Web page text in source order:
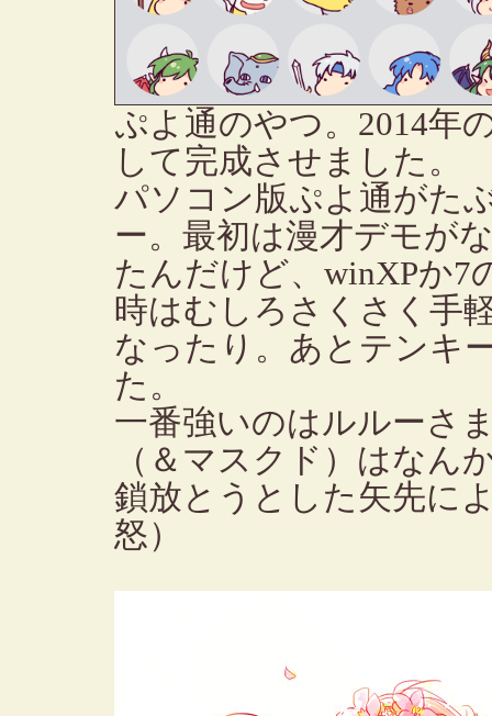
ぷよ通のやつ。2014年
して完成させました。
パソコン版ぷよ通がた
ー。最初は漫才デモが
たんだけど、winXPか7
時はむしろさくさく手
なったり。あとテンキ
た。
一番強いのはルルーさ
（＆マスクド）はなん
鎖放とうとした矢先に
怒）